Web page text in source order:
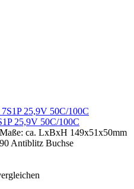
25,9V 50C/100C
ca. LxBxH 149x51x50mm
Antiblitz Buchse